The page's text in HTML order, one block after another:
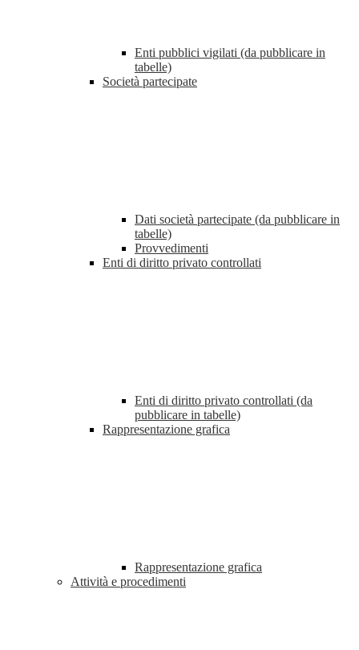
Enti pubblici vigilati (da pubblicare in
tabelle)
Società partecipate
Dati società partecipate (da pubblicare in
tabelle)
Provvedimenti
Enti di diritto privato controllati
Enti di diritto privato controllati (da
pubblicare in tabelle)
Rappresentazione grafica
Rappresentazione grafica
Attività e procedimenti